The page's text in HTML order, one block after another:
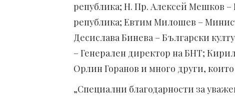
република; Н. Пр. Алексей Мешков –
република; Евтим Милошев –
Десислава Бинева – Български
– Генерален директор на БНТ;
Орлин Горанов и много други,
„Специални благодарности за